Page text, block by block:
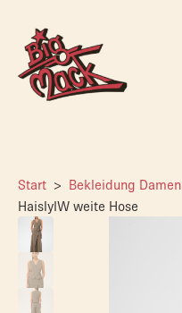
Start Bekleidung Damen
HaislyIW weite Hose